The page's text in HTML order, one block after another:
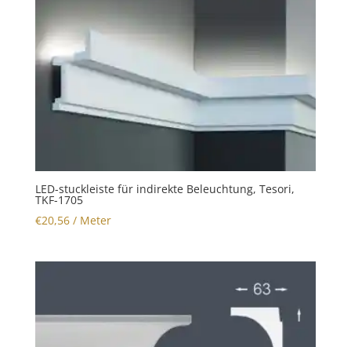
LED-stuckleiste für indirekte Beleuchtung, Tesori,
TKF-1705
€20,56/ Meter